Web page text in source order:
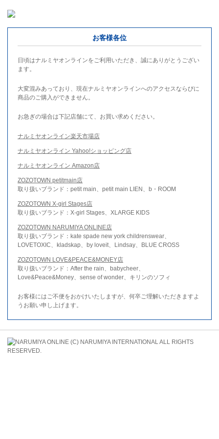
お客様各位
日頃はナルミヤオンラインをご利用いただき、誠にありがとうござい
ます。
大変混みあっており、現在ナルミヤオンラインへのアクセスならびに
商品のご購入ができません。
お急ぎの場合は下記店舗にて、お買い求めください。
ナルミヤオンライン楽天市場店
ナルミヤオンライン Yahoo!ショッピング店
ナルミヤオンライン Amazon店
ZOZOTOWN petitmain店
取り扱いブランド：petit main、petit main LIEN、b・ROOM
ZOZOTOWN X-girl Stages店
取り扱いブランド：X-girl Stages、XLARGE KIDS
ZOZOTOWN NARUMIYA ONLINE店
取り扱いブランド：kate spade new york childrenswear、
LOVETOXIC、kladskap、by loveit、Lindsay、BLUE CROSS
ZOZOTOWN LOVE&PEACE&MONEY店
取り扱いブランド：After the rain、babycheer、
Love&Peace&Money、sense of wonder、キリンのソフィ
お客様にはご不便をおかけいたしますが、何卒ご理解いただきますよ
うお願い申し上げます。